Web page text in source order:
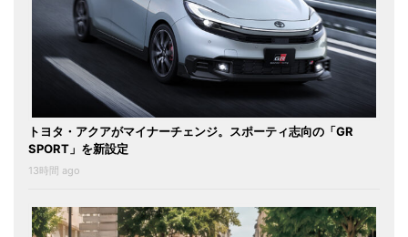
トヨタ・アクアがマイナーチェンジ。スポーティ志向の「GR
SPORT」を新設定
13時間 ago